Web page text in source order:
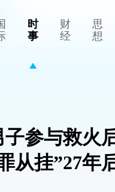
时
事
财
经
思
想
参与救火
从挂”27年